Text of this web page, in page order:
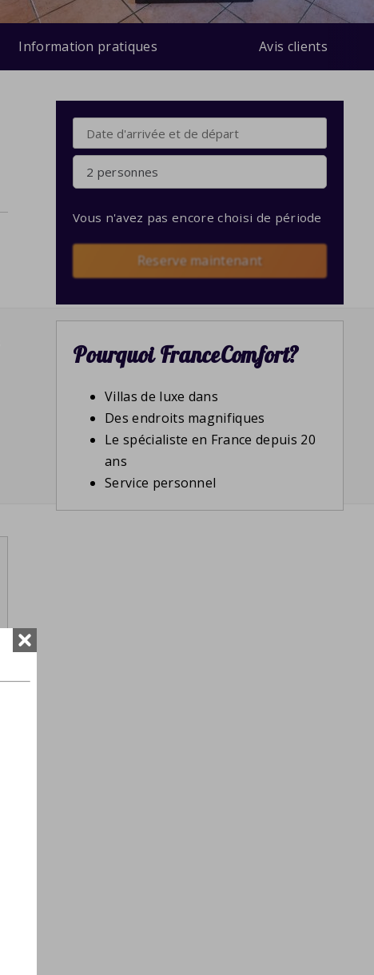
Information pratiques Avis clients
2 personnes
Vous n'avez pas encore choisi de période
Reserve maintenant
Pourquoi FranceComfort?
Villas de luxe dans
Des endroits magnifiques
Le spécialiste en France depuis 20
ans
Service personnel